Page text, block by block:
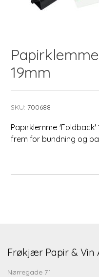
19mm
SKU: 700688
Papirklemme
frem for bundning og
Frøkjær Papir & Vin
Nørregade 71